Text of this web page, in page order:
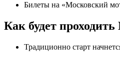
Билеты на «Московский
Как будет
Традиционно старт